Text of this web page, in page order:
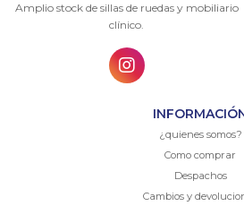
Amplio stock de sillas de ruedas y mobiliario
clínico.
¿quienes somos?
Como comprar
Despachos
Cambios y